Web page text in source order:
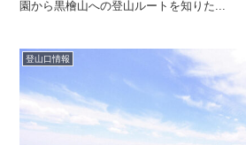
園から黒檜山への登山ルートを知りた...
登山口情報